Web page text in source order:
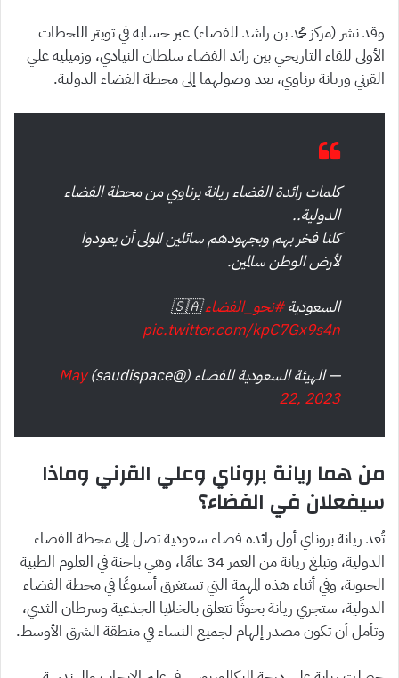
وقد نشر (مركز محمد بن راشد للفضاء) عبر حسابه في تويتر اللحظات
الأولى للقاء التاريخي بين رائد الفضاء سلطان النيادي، وزميليه علي
القرني وريانة برناوي، بعد وصولهما إلى محطة الفضاء الدولية.
كلمات رائدة الفضاء ريانة برناوي من محطة الفضاء
الدولية..
كلنا فخر بهم وبجهودهم سائلين المولى أن يعودوا
لأرض الوطن سالمين.
السعودية#نحو_الفضاء🇸🇦
pic.twitter.com/kpC7Gx9s4n
— الهيئة السعودية للفضاء (@saudispace)
May
22, 2023
من هما ريانة بروناي وعلي القرني وماذا
سيفعلان في الفضاء؟
تُعد ريانة بروناي أول رائدة فضاء سعودية تصل إلى محطة الفضاء
الدولية، وتبلغ ريانة من العمر 34 عامًا، وهي باحثة في العلوم الطبية
الحيوية، وفي أثناء هذه المهمة التي تستغرق أسبوعًا في محطة الفضاء
الدولية، ستجري ريانة بحوثًا تتعلق بالخلايا الجذعية وسرطان الثدي،
وتأمل أن تكون مصدر إلهام لجميع النساء في منطقة الشرق الأوسط.